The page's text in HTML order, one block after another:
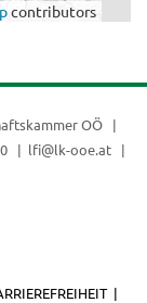
contributors
OÖ
lfi@lk-ooe.at